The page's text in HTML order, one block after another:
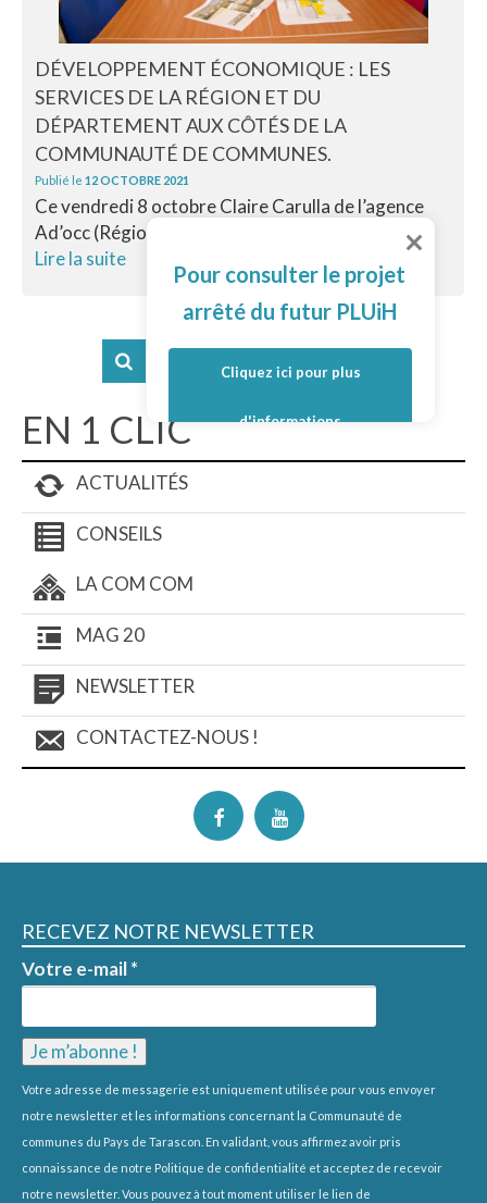
DÉVELOPPEMENT ÉCONOMIQUE : LES
SERVICES DE LA RÉGION ET DU
DÉPARTEMENT AUX CÔTÉS DE LA
COMMUNAUTÉ DE COMMUNES.
Publié le 12 OCTOBRE 2021
Ce vendredi 8 octobre Claire Carulla de l’agence
Ad’occ (Région Occitanie) et Julien Berthet du...
Lire la suite
EN 1 CLIC
ACTUALITÉS
CONSEILS
LA COM COM
MAG 20
NEWSLETTER
CONTACTEZ-NOUS !
RECEVEZ NOTRE NEWSLETTER
Votre e-mail*
Votre adresse de messagerie est uniquement utilisée pour vous envoyer
notre newsletter et les informations concernant la Communauté de
communes du Pays de Tarascon. En validant, vous affirmez avoir pris
connaissance de notre Politique de confidentialité et acceptez de recevoir
notre newsletter. Vous pouvez à tout moment utiliser le lien de
Pour consulter le projet
arrêté du futur PLUiH
Cliquez ici pour plus
d'informations